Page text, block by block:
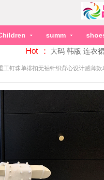
summ
Hot ： 大码 韩版 连衣
工钉珠单排扣无袖针织背心设计感薄